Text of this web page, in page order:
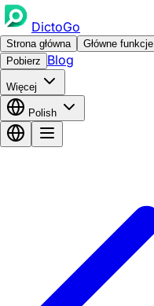
DictoGo
Strona główna Główne funkcje
Pobierz
Blog
Więcej
Polish